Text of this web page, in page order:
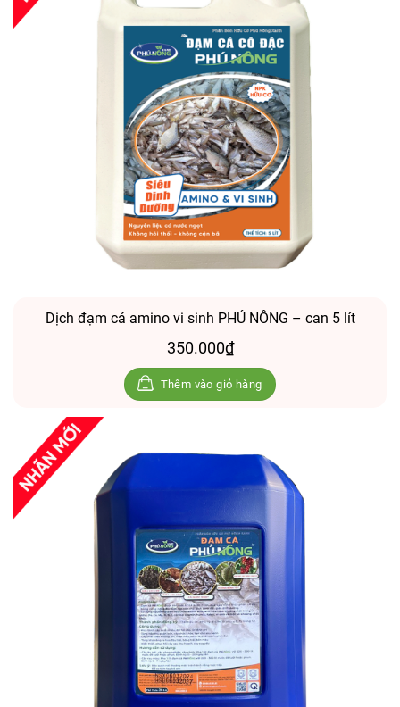
Dịch đạm cá amino vi sinh PHÚ NÔNG – can 5 lít
350.000₫
Thêm vào giỏ hàng